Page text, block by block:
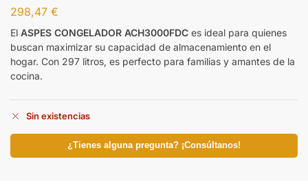
298,47 €
El ASPES CONGELADOR ACH3000FDC es ideal para quienes
buscan maximizar su capacidad de almacenamiento en el
hogar. Con 297 litros, es perfecto para familias y amantes de la
cocina.
Sin existencias
¿Tienes alguna pregunta? ¡Consúltanos!